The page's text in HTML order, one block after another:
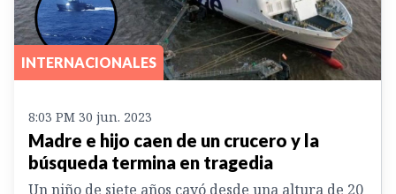
INTERNACIONALES
8:03 PM 30 jun. 2023
Madre e hijo caen de un crucero y la
búsqueda termina en tragedia
Un niño de siete años cayó desde una altura de 20